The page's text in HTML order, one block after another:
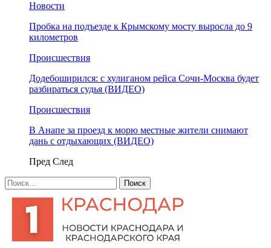
Новости
Пробка на подъезде к Крымскому мосту выросла до 9
километров
Происшествия
Додебоширился: с хулиганом рейса Сочи-Москва будет
разбираться судья (ВИДЕО)
Происшествия
В Анапе за проезд к морю местные жители снимают
дань с отдыхающих (ВИДЕО)
Пред След